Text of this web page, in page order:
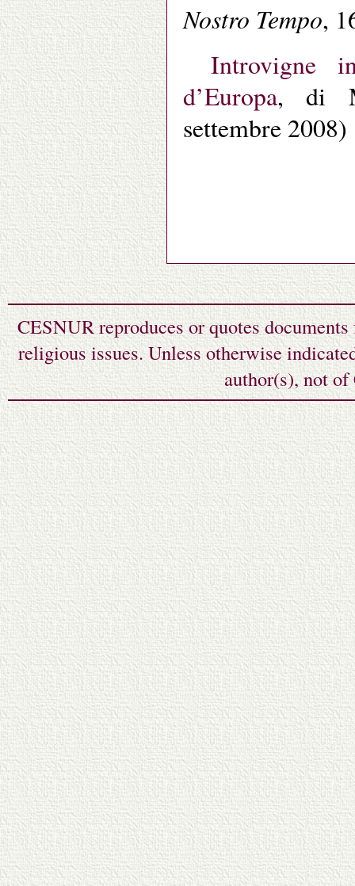
Nostro Tempo,
Introvigne
d’Europa, di
settembre 2008)
CESNUR reproduces or quotes
religious issues. Unless otherwise
author(s), not